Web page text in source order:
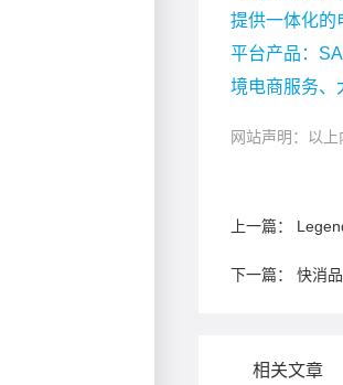
提供一体化的
平台产品：
境电商服务、
网站声明：以
上一篇：
下一篇： 快消
相关文章